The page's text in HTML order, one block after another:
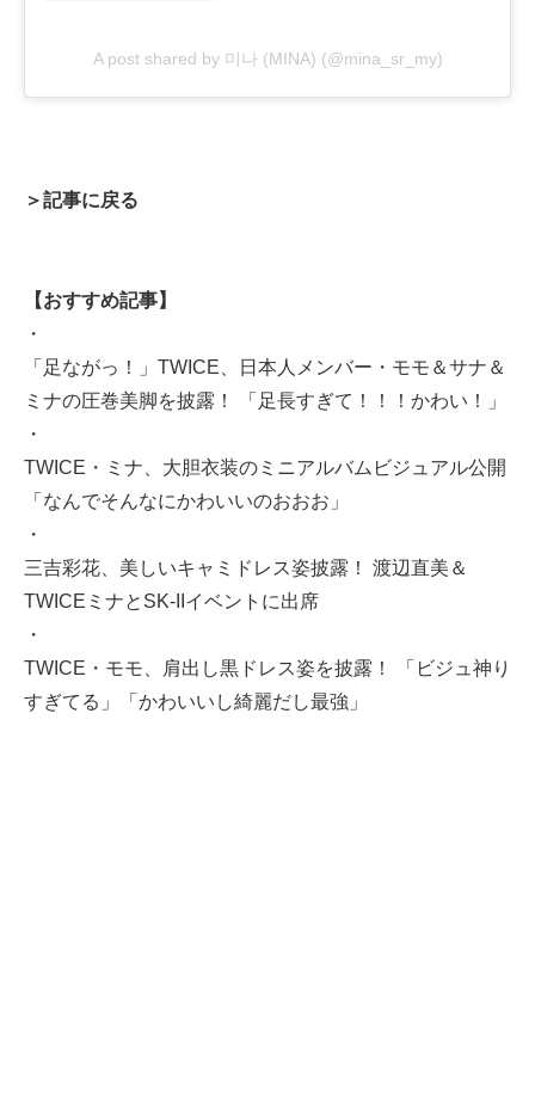
A post shared by 미나 (MINA) (@mina_sr_my)
＞記事に戻る
【おすすめ記事】
・
「足ながっ！」TWICE、日本人メンバー・モモ＆サナ＆
ミナの圧巻美脚を披露！ 「足長すぎて！！！かわい！」
・
TWICE・ミナ、大胆衣装のミニアルバムビジュアル公開
「なんでそんなにかわいいのおおお」
・
三吉彩花、美しいキャミドレス姿披露！ 渡辺直美＆
TWICEミナとSK-IIイベントに出席
・
TWICE・モモ、肩出し黒ドレス姿を披露！ 「ビジュ神り
すぎてる」「かわいいし綺麗だし最強」